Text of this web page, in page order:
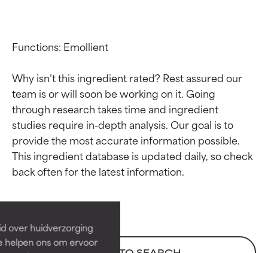
over huidverzorging
helpen ons om ervoor
Functions: Emollient
Why isn’t this ingredient rated? Rest assured our
team is or will soon be working on it. Going
through research takes time and ingredient
studies require in-depth analysis. Our goal is to
provide the most accurate information possible.
This ingredient database is updated daily, so check
Beoordelingen van
ingrediënten
Bewezen en ondersteund door
onafhankelijk onderzoek.
Beoordelingen van
ingrediënten
Bewezen en ondersteund door
onafhankelijk onderzoek.